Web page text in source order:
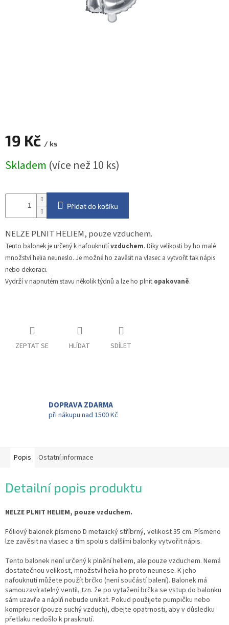
19 Kč / ks
cena:
Skladem (více než 10 ks)
Přidat do košíku
NELZE PLNIT HELIEM, pouze vzduchem.
Tento balonek je určený k nafouknutívzduchem. Díky velikosti by ho malé
množství helia neuneslo. Je možné ho zavěsit na vlasec a vytvořit tak nápis
nebo dekoraci.
Vydrží v napnutém stavu několik týdnů a lze ho plnit opakovaně.
ZEPTAT SE HLÍDAT SDÍLET
DOPRAVA ZDARMA
při nákupu nad 1500 Kč
Popis Ostatní informace
Detailní popis produktu
NELZE PLNIT HELIEM, pouze vzduchem.
Fóliový balonek písmeno D metalický stříbrný, velikost 35 cm. Písmeno
lze zavěsit na vlasec a tím spolu s dalšími balonky vytvořit nápis.
Tento balonek není určený k plnění heliem, ale pouze vzduchem. Nemá
dostatečnou velikost, množství helia ho proto neunese. K jeho
nafouknutí můžete použít brčko (není součástí balení). Balonek má
samouzavíratelný ventil, tzn. že po vytažení brčka se vstup do balonku
sám uzavře a náplň nebude unikat. Pokud použijete pumpičku nebo
kompresor (pouze suchý vzduch), dbejte opatrnosti, aby v důsledku
přetlaku nedošlo k prasknutí.